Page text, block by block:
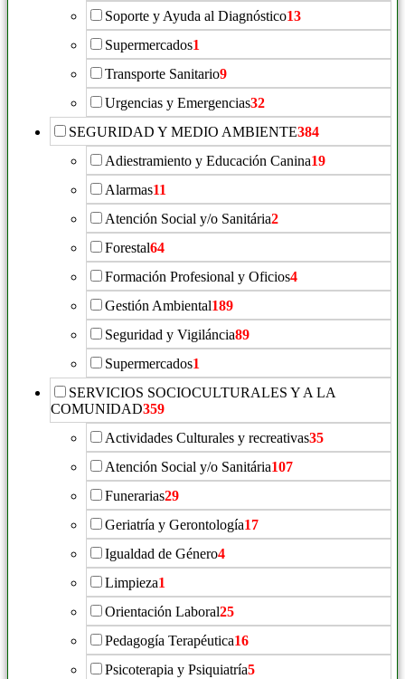
Soporte y Ayuda al Diagnóstico13
Supermercados1
Transporte Sanitario9
Urgencias y Emergencias32
SEGURIDAD Y MEDIO AMBIENTE384
Adiestramiento y Educación Canina19
Alarmas11
Atención Social y/o Sanitária2
Forestal64
Formación Profesional y Oficios4
Gestión Ambiental189
Seguridad y Vigiláncia89
Supermercados1
SERVICIOS SOCIOCULTURALES Y A LA
COMUNIDAD359
Actividades Culturales y recreativas35
Atención Social y/o Sanitária107
Funerarias29
Geriatría y Gerontología17
Igualdad de Género4
Limpieza1
Orientación Laboral25
Pedagogía Terapéutica16
Psicoterapia y Psiquiatría5